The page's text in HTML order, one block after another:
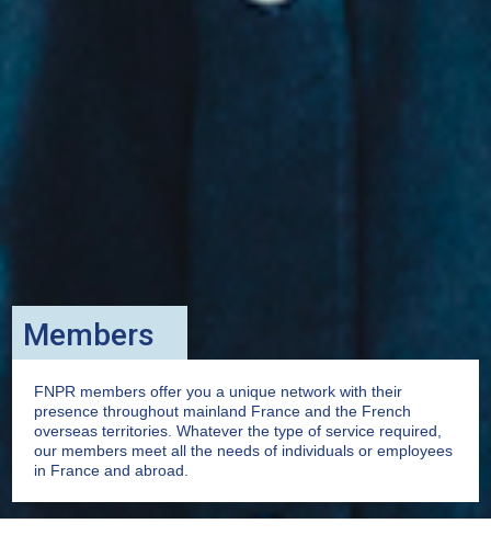
Members
FNPR members offer you a unique network with their
presence throughout mainland France and the French
overseas territories. Whatever the type of service required,
our members meet all the needs of individuals or employees
in France and abroad.